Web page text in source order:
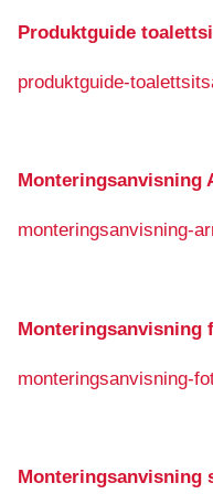
Produktguide
produktguide-
Monteringsanvisning
monteringsanvisning-
Monteringsanvisning
monteringsanvisning-
Monteringsanvisning